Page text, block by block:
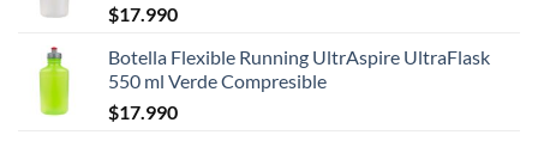
$17.990
Botella Flexible Running UltrAspire UltraFlask
550 ml Verde Compresible
$17.990